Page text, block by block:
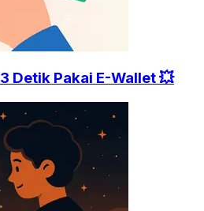
Detik Pakai E-Wallet 💥